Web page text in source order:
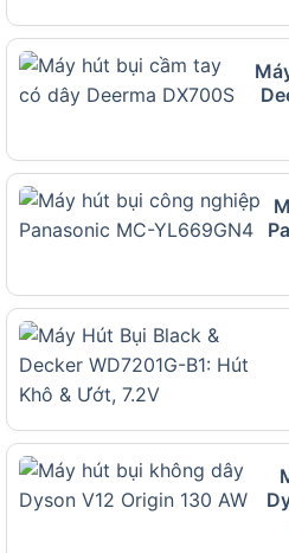
72.5 dB(A), kích thước
trọng lượng 16.9 kg.
Bảng dưới đây tổng hợp
của Makita VC3211M để
chiếu khi cần:
THÔNG SỐ
GIÁ TRỊ
Makita (Nhật
Mã sản phẩm
VC3211M
Loại máy
Hút bụi công
ướt)
Công suất
hoạt động
Lưu lượng khí
tối đa
2.0 m³/phút
(ống 38mm)
22.0 kPa